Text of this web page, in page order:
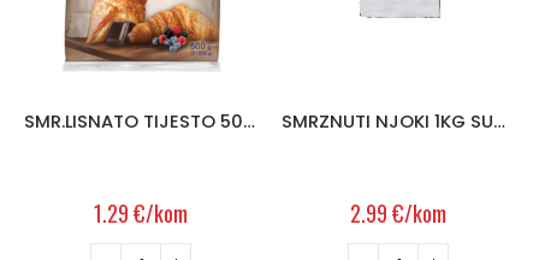
SMR.LISNATO TIJESTO 500G BAKINA KUHINJA
1.29€/kom
SMRZNUTI NJOKI 1KG SUPER
2.99€/kom